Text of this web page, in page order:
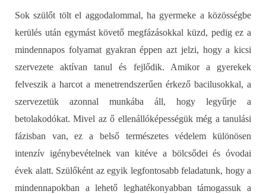
Sok szülőt tölt el aggodalommal, ha gyermeke a közösségbe
kerülés után egymást követő megfázásokkal küzd, pedig ez a
mindennapos folyamat gyakran éppen azt jelzi, hogy a kicsi
szervezete aktívan tanul és fejlődik. Amikor a gyerekek
felveszik a harcot a menetrendszerűen érkező bacilusokkal, a
szervezetük azonnal munkába áll, hogy legyűrje a
betolakodókat. Mivel az ő ellenállóképességük még a tanulási
fázisban van, ez a belső természetes védelem különösen
intenzív igénybevételnek van kitéve a bölcsődei és óvodai
évek alatt. Szülőként az egyik legfontosabb feladatunk, hogy a
mindennapokban a lehető leghatékonyabban támogassuk a